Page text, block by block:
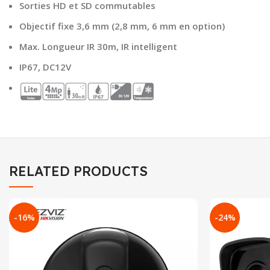
Sorties HD et SD commutables
Objectif fixe 3,6 mm (2,8 mm, 6 mm en option)
Max. Longueur IR 30m, IR intelligent
IP67, DC12V
RELATED PRODUCTS
-16% -24%